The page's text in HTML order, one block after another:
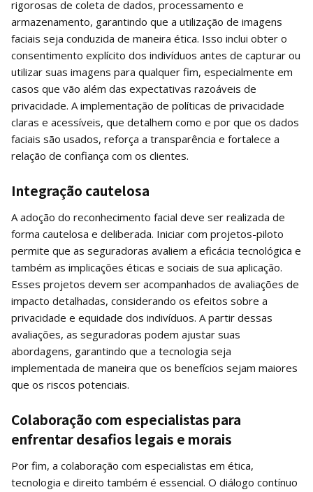
rigorosas de coleta de dados, processamento e
armazenamento, garantindo que a utilização de imagens
faciais seja conduzida de maneira ética. Isso inclui obter o
consentimento explícito dos indivíduos antes de capturar ou
utilizar suas imagens para qualquer fim, especialmente em
casos que vão além das expectativas razoáveis de
privacidade. A implementação de políticas de privacidade
claras e acessíveis, que detalhem como e por que os dados
faciais são usados, reforça a transparência e fortalece a
relação de confiança com os clientes.
Integração cautelosa
A adoção do reconhecimento facial deve ser realizada de
forma cautelosa e deliberada. Iniciar com projetos-piloto
permite que as seguradoras avaliem a eficácia tecnológica e
também as implicações éticas e sociais de sua aplicação.
Esses projetos devem ser acompanhados de avaliações de
impacto detalhadas, considerando os efeitos sobre a
privacidade e equidade dos indivíduos. A partir dessas
avaliações, as seguradoras podem ajustar suas
abordagens, garantindo que a tecnologia seja
implementada de maneira que os benefícios sejam maiores
que os riscos potenciais.
Colaboração com especialistas para
enfrentar desafios legais e morais
Por fim, a colaboração com especialistas em ética,
tecnologia e direito também é essencial. O diálogo contínuo